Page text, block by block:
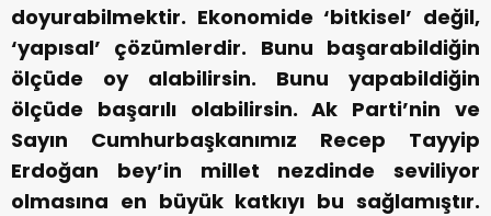
doyurabilmektir. Ekonomide ‘bitkisel’ değil,
‘yapısal’ çözümlerdir. Bunu başarabildiğin
ölçüde oy alabilirsin. Bunu yapabildiğin
ölçüde başarılı olabilirsin. Ak Parti’nin ve
Sayın Cumhurbaşkanımız Recep Tayyip
Erdoğan bey’in millet nezdinde seviliyor
olmasına en büyük katkıyı bu sağlamıştır.